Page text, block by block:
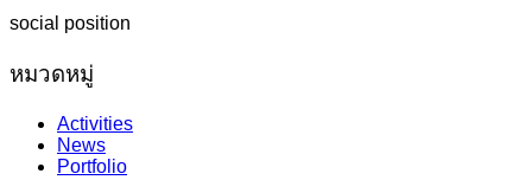
social position
หมวดหมู่
Activities
News
Portfolio